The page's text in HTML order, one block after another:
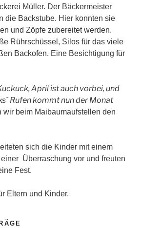
Müller. Der Bäckermeister
die Backstube. Hier konnten sie
und Zöpfe zubereitet werden.
Rührschüssel, Silos für das viele
Backofen. Eine Besichtigung für
April ist auch vorbei, und
Rufen kommt nun der Monat
wir beim Maibaumaufstellen den
sich die Kinder mit einem
Überraschung vor und freuten
Fest.
Eltern und Kinder.